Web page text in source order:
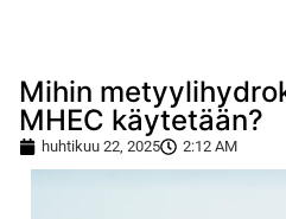
Mihin
MHEC käytetään?
huhtikuu 22, 2025 2:12 AM